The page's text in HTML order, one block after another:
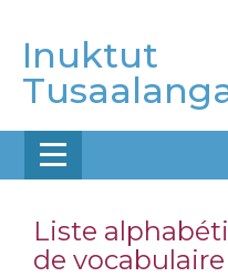
contenu
principal
Inuktut
Liste
de vocabulaire